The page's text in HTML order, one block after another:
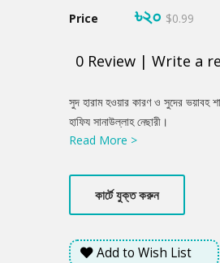
Price ৳২০ $0.99
0 Review | Write a
Summery
সুদ হারাম হওয়ার কারণ ও সুদের ভয়াবহ
হাফিয সানাউল্লাহ নেছারী।
Read More >
কার্টে যুক্ত করুন
Add to Wish List